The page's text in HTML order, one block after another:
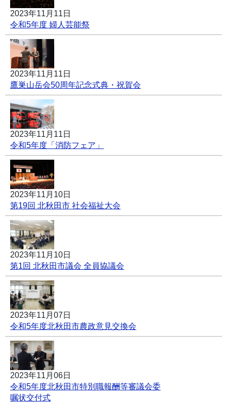
2023年11月11日
令和5年度 婦人芸能祭
2023年11月11日
鷹巣山岳会50周年記念式典・祝賀会
2023年11月11日
令和5年度「消防フェア」
2023年11月10日
第19回 北秋田市 社会福祉大会
2023年11月10日
第1回 北秋田市議会 全員協議会
2023年11月07日
令和5年度北秋田市農政意見交換会
2023年11月06日
令和5年度北秋田市特別職報酬等審議会委
嘱状交付式